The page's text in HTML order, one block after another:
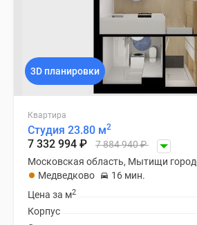
3D планировки
Квартира
Студия 23.80 м2
7 332 994 ₽ 7 884 940₽
Московская область, Мытищи
Медведково
16 мин.
Цена за м2
Корпус